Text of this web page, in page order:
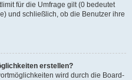
für die Umfrage gilt (0 bedeutet
und schließlich, ob die Benutzer ihre
erstellen?
wird durch die Board-